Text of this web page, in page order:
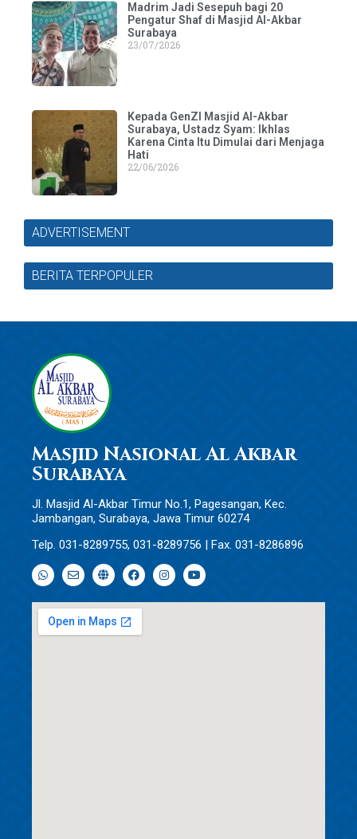
Madrim Jadi Sesepuh bagi 20
Pengatur Shaf di Masjid Al-Akbar
Surabaya
23/07/2026
Kepada GenZI Masjid Al-Akbar
Surabaya, Ustadz Syam: Ikhlas
Karena Cinta Itu Dimulai dari Menjaga
Hati
22/06/2026
ADVERTISEMENT
BERITA TERPOPULER
Masjid Nasional Al Akbar
Surabaya
Jl. Masjid Al-Akbar Timur No.1, Pagesangan, Kec.
Jambangan, Surabaya, Jawa Timur 60274
Telp. 031-8289755, 031-8289756 | Fax. 031-8286896